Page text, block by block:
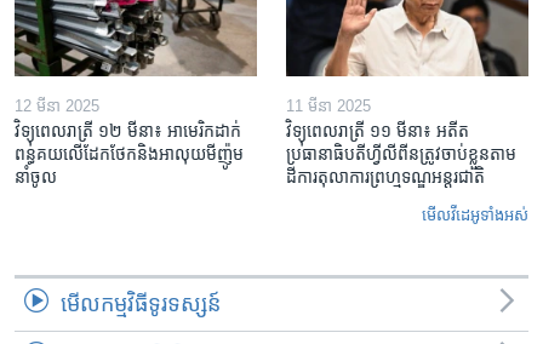
12 មីនា 2025
វិទ្យុពេលរាត្រី ១២ មីនា៖ អាមេរិក​ដាក់​
ពន្ធគយ​លើ​ដែកថែក​និង​អាលុយ​មីញ៉ូម​
នាំចូល
11 មីនា 2025
វិទ្យុពេលរាត្រី ១១ មីនា៖ អតីត​
ប្រធានាធិបតីហ្វីលីពីន​ត្រូវ​ចាប់ខ្លួនតាម
ដីការ​តុលាការ​ព្រហ្មទណ្ឌ​អន្តរជាតិ
មើល​វីដេអូ​ទាំង​អស់
មើល​កម្មវិធី​ទូរទស្សន៍